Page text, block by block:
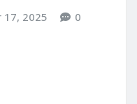
17, 2025 0